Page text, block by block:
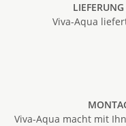
Viva-Aqua
Viva-Aqua macht mit